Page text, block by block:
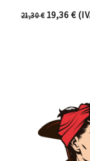
21,30€ El precio
19,36 €El